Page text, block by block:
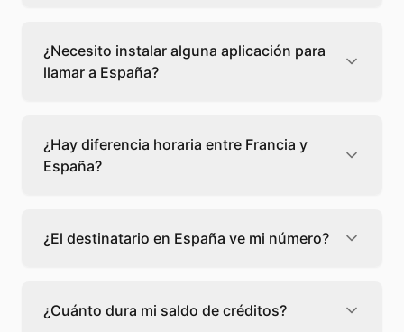
cuesta 0,33 €/min con Teléfono Global. Pagas
solo los minutos que hablas, sin cuotas ni
permanencia.
¿Necesito instalar alguna aplicación para
llamar a España?
desde tu navegador web. Solo necesitas una
conexión a internet y podrás llamar
directamente a España.
¿Hay diferencia horaria entre Francia y
España?
horaria. Adapta tu llamada al horario más
conveniente.
¿El destinatario en España ve mi número?
número de teléfono normal. Teléfono Global
usa un número identificador para que la
¿Cuánto dura mi saldo de créditos?